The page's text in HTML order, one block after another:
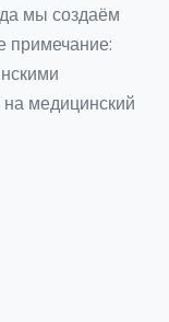
мы создаём
примечание:
медицинский